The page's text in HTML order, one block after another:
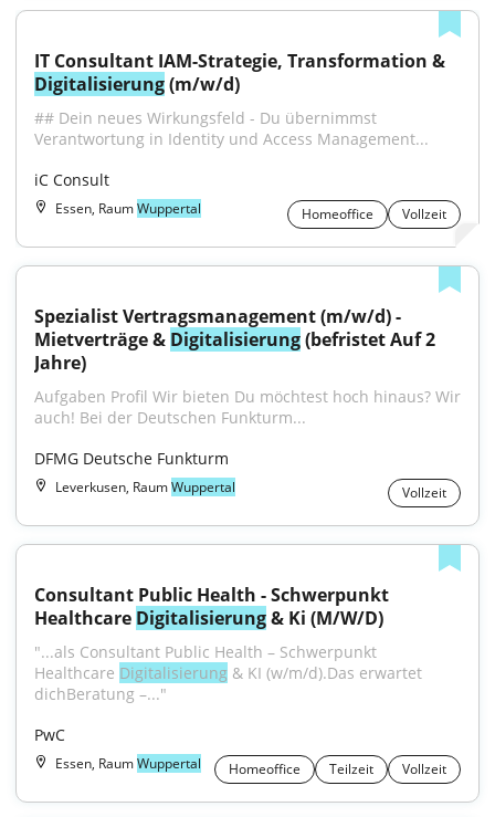
Digitalisierung (m/w/d)
## Dein neues Wirkungsfeld - Du übernimmst
Verantwortung in Identity und Access Management...
iC Consult
Essen, RaumWuppertal Homeoffice Vollzeit
Spezialist Vertragsmanagement (m/w/d) -
Mietverträge & Digitalisierung (befristet Auf 2
Jahre)
Aufgaben Profil Wir bieten Du möchtest hoch hinaus? Wir
auch! Bei der Deutschen Funkturm...
DFMG Deutsche Funkturm
Leverkusen, RaumWuppertal Vollzeit
Consultant Public Health - Schwerpunkt
Healthcare Digitalisierung & Ki (M/W/D)
"...als Consultant Public Health – Schwerpunkt
Healthcare Digitalisierung & KI (w/m/d).Das erwartet
dichBeratung –..."
PwC
Essen, RaumWuppertal Homeoffice Teilzeit Vollzeit